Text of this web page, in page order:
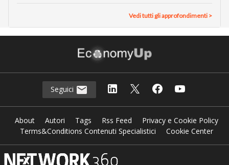
Vedi tutti gli approfondimenti >
Seguici
About Autori Tags Rss Feed
Privacy e Cookie Policy
Terms&Conditions Contenuti Specialistici
Cookie Center